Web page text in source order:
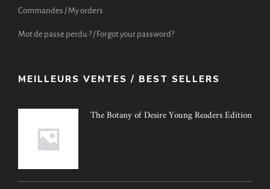
Commandes / My orders
Mot de passe perdu ? / Forgot your password?
MEILLEURS VENTES / BEST SELLERS
The Botany of Desire Young Readers Edition